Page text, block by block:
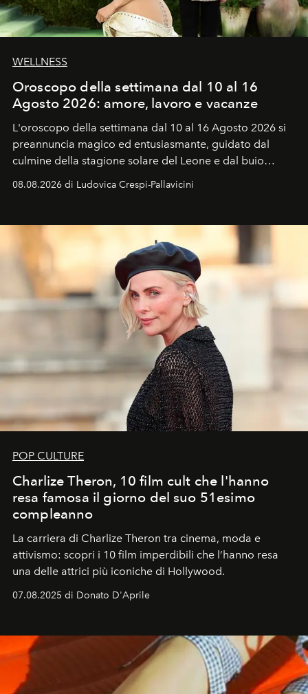
WELLNESS
Oroscopo della settimana dal 10 al 16
Agosto 2026: amore, lavoro e vacanze
L'oroscopo della settimana dal 10 al 16 Agosto 2026 si
preannuncia magico ed entusiasmante, guidato dal
culmine della stagione solare del Leone e dal buio
ideale per la notte delle Perseidi.
08.08.2026 di Ludovica Crespi-Pallavicini
POP CULTURE
Charlize Theron, 10 film cult che l'hanno
resa famosa il giorno del suo 51esimo
compleanno
La carriera di Charlize Theron tra cinema, moda e
attivismo: scopri i 10 film imperdibili che l’hanno resa
una delle attrici più iconiche di Hollywood.
07.08.2025 di Donato D'Aprile